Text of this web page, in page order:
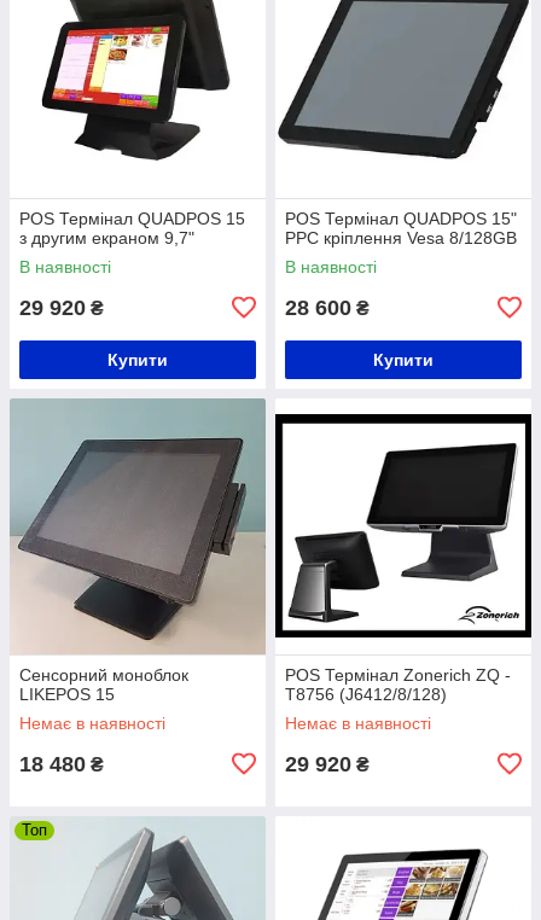
POS Термінал QUADPOS 15
з другим екраном 9,7"
В наявності
29 920 ₴
Купити
POS Термінал QUADPOS 15"
PPC кріплення Vesa 8/128GB
В наявності
28 600 ₴
Купити
Сенсорний моноблок
LIKEPOS 15
Немає в наявності
18 480 ₴
POS Термінал Zonerich ZQ -
T8756 (J6412/8/128)
Немає в наявності
29 920 ₴
Топ